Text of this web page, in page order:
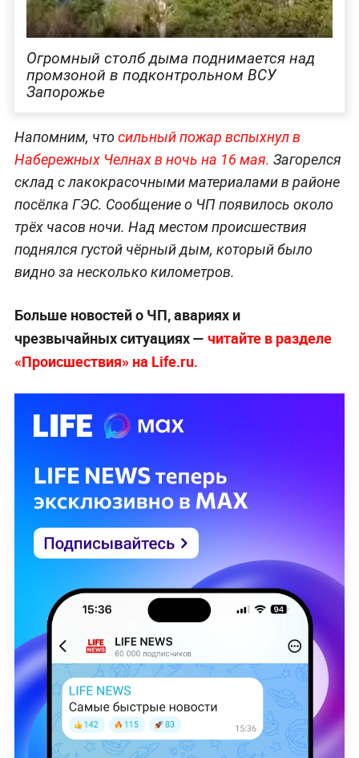
Огромный столб дыма поднимается над
промзоной в подконтрольном ВСУ
Запорожье
Напомним, чтосильный пожар вспыхнул в
Набережных Челнах в ночь на 16 мая. Загорелся
склад с лакокрасочными материалами в районе
посёлка ГЭС. Сообщение о ЧП появилось около
трёх часов ночи. Над местом происшествия
поднялся густой чёрный дым, который было
видно за несколько километров.
Больше новостей о ЧП, авариях и
чрезвычайных ситуациях — читайте в разделе
«Происшествия» на Life.ru.